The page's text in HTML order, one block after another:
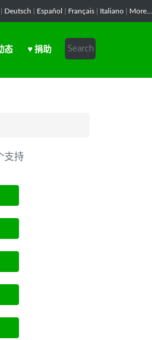
Deutsch Español Français Italiano More...
态 ♥ 捐助
支持